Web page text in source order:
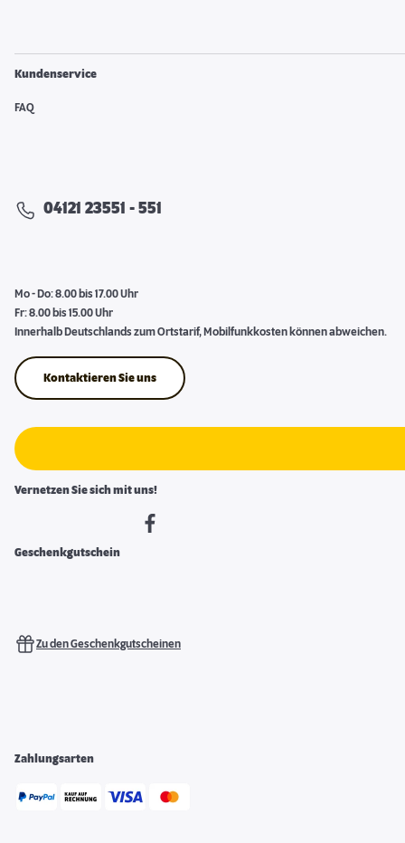
Kundenservice
FAQ
04121 23551 - 551
Mo - Do: 8.00 bis 17.00 Uhr
Fr: 8.00 bis 15.00 Uhr
Innerhalb Deutschlands zum Ortstarif, Mobilfunkkosten können abweichen.
Kontaktieren Sie uns
Vernetzen Sie sich mit uns!
Geschenkgutschein
Zu den Geschenkgutscheinen
Zahlungsarten